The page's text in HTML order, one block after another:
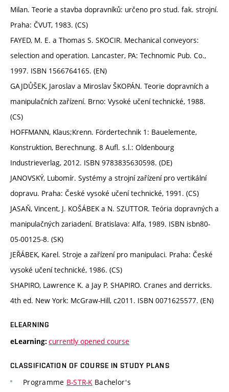
Milan. Teorie a stavba dopravníků: určeno pro stud. fak. strojní.
Praha: ČVUT, 1983. (CS)
FAYED, M. E. a Thomas S. SKOCIR. Mechanical conveyors:
selection and operation. Lancaster, PA: Technomic Pub. Co.,
1997. ISBN 1566764165. (EN)
GAJDŮŠEK, Jaroslav a Miroslav ŠKOPÁN. Teorie dopravních a
manipulačních zařízení. Brno: Vysoké učení technické, 1988.
(CS)
HOFFMANN, Klaus;Krenn. Fördertechnik 1: Bauelemente,
Konstruktion, Berechnung. 8 Aufl. s.l.: Oldenbourg
Industrieverlag, 2012. ISBN 9783835630598. (DE)
JANOVSKÝ, Lubomír. Systémy a strojní zařízení pro vertikální
dopravu. Praha: České vysoké učení technické, 1991. (CS)
JASAŇ, Vincent, J. KOŠÁBEK a N. SZUTTOR. Teória dopravných a
manipulačných zariadení. Bratislava: Alfa, 1989. ISBN isbn80-
05-00125-8. (SK)
JEŘÁBEK, Karel. Stroje a zařízení pro manipulaci. Praha: České
vysoké učení technické, 1986. (CS)
SHAPIRO, Lawrence K. a Jay P. SHAPIRO. Cranes and derricks.
4th ed. New York: McGraw-Hill, c2011. ISBN 0071625577. (EN)
ELEARNING
eLearning: currently opened course
CLASSIFICATION OF COURSE IN STUDY PLANS
Programme B-STR-KBachelor's